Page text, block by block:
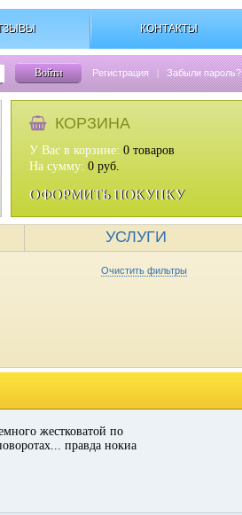
КОНТАКТЫ
Войти Регистрация | Забыли пароль?
КОРЗИНА
У Вас в корзине: 0 товаров
На сумму: 0 руб.
ОФОРМИТЬ ПОКУПКУ
УСЛУГИ
Очистить фильтры
жестковатой по
правда нокиа